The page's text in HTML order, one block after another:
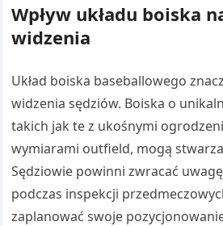
Wpływ układu boiska
widzenia
Układ boiska baseballowego
widzenia sędziów. Boiska o
takich jak te z ukośnymi
wymiarami outfield, mogą
Sędziowie powinni zwracać
podczas inspekcji
zaplanować swoje